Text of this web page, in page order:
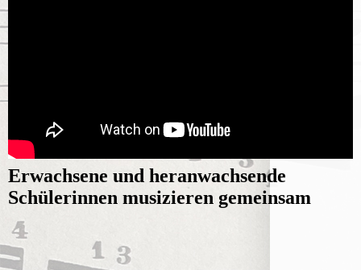
Erwachsene und heranwachsende
Schülerinnen musizieren gemeinsam